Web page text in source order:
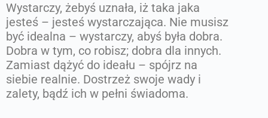
Wystarczy, żebyś uznała, iż taka jaka
jesteś – jesteś wystarczająca. Nie musisz
być idealna – wystarczy, abyś była dobra.
Dobra w tym, co robisz; dobra dla innych.
Zamiast dążyć do ideału – spójrz na
siebie realnie. Dostrzeż swoje wady i
zalety, bądź ich w pełni świadoma.